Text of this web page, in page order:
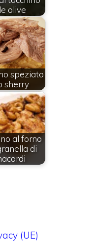
olive
speziato
sherry
al forno
di
(UE)